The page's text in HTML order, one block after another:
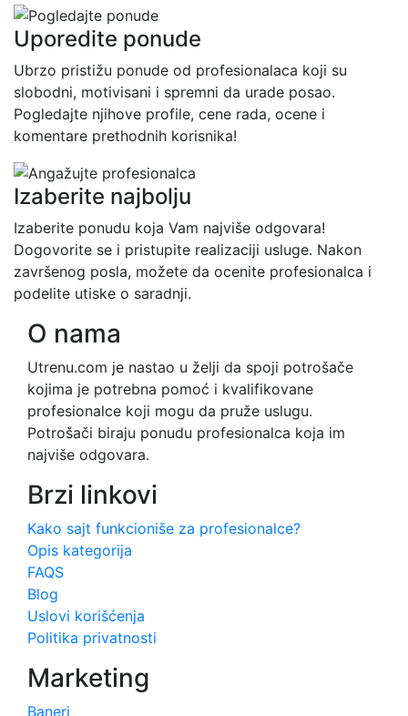
Uporedite ponude
Ubrzo pristižu ponude od profesionalaca koji su
slobodni, motivisani i spremni da urade posao.
Pogledajte njihove profile, cene rada, ocene i
komentare prethodnih korisnika!
Izaberite najbolju
Izaberite ponudu koja Vam najviše odgovara!
Dogovorite se i pristupite realizaciji usluge. Nakon
završenog posla, možete da ocenite profesionalca i
podelite utiske o saradnji.
O nama
Utrenu.com je nastao u želji da spoji potrošače
kojima je potrebna pomoć i kvalifikovane
profesionalce koji mogu da pruže uslugu.
Potrošači biraju ponudu profesionalca koja im
najviše odgovara.
Brzi linkovi
Kako sajt funkcioniše za profesionalce?
Opis kategorija
FAQS
Blog
Uslovi korišćenja
Politika privatnosti
Marketing
Baneri